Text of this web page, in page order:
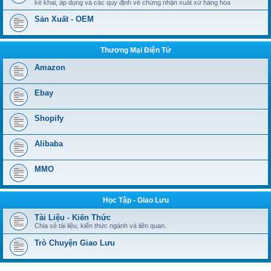
kê khai, áp dụng và các quy định về chứng nhận xuất xứ hàng hóa
Sản Xuất - OEM
Thương Mại Điện Tử
Amazon
Ebay
Shopify
Alibaba
MMO
Học Tập - Giao Lưu
Tài Liệu - Kiến Thức
Chia sẻ tài liệu, kiến thức ngành và liên quan.
Trò Chuyện Giao Lưu